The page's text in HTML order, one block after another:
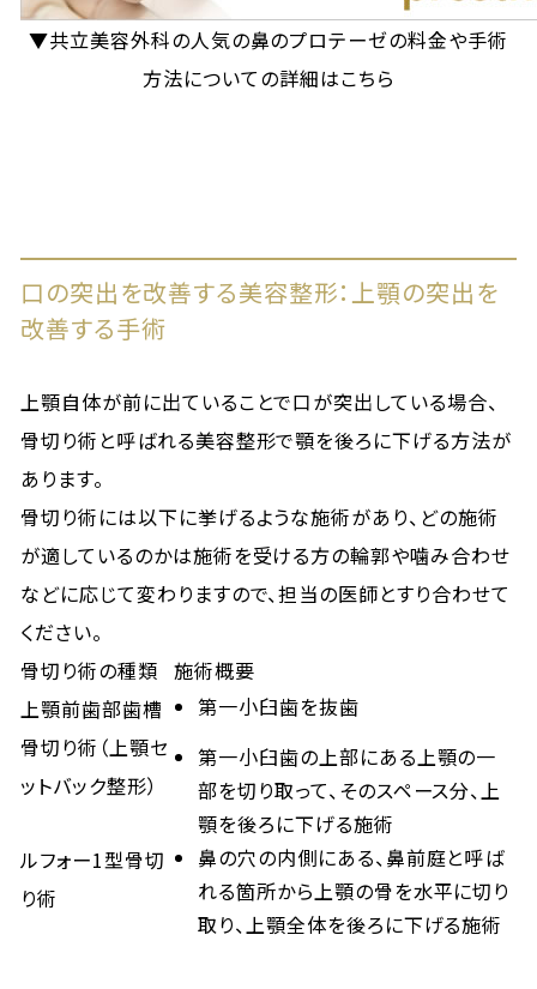
▼共立美容外科の人気の鼻のプロテーゼの料金や手術
方法についての詳細はこちら
口の突出を改善する美容整形：上顎の突出を
改善する手術
上顎自体が前に出ていることで口が突出している場合、
骨切り術と呼ばれる美容整形で顎を後ろに下げる方法が
あります。
骨切り術には以下に挙げるような施術があり、どの施術
が適しているのかは施術を受ける方の輪郭や噛み合わせ
などに応じて変わりますので、担当の医師とすり合わせて
ください。
骨切り術の種類 施術概要
上顎前歯部歯槽
骨切り術（上顎セ
ットバック整形）
第一小臼歯を抜歯
第一小臼歯の上部にある上顎の一
部を切り取って、そのスペース分、上
顎を後ろに下げる施術
ルフォー1型骨切
り術
鼻の穴の内側にある、鼻前庭と呼ば
れる箇所から上顎の骨を水平に切り
取り、上顎全体を後ろに下げる施術